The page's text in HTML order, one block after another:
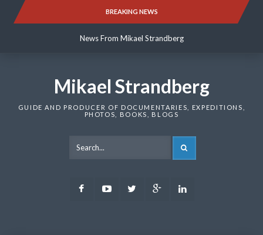
BREAKING NEWS
News From Mikael Strandberg
News From Mikael Strandberg
Mikael Strandberg
GUIDE AND PRODUCER OF DOCUMENTARIES, EXPEDITIONS,
PHOTOS, BOOKS, BLOGS
FacebookYoutubeTwitter Google